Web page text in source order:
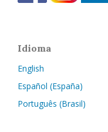
Idioma
English
Español (España)
Português (Brasil)